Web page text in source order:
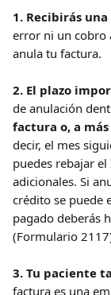
1. Recibirás
error ni un cobro
anula tu factura.
2. El plazo
de anulación
factura o, a
decir, el mes
puedes rebajar
adicionales. Si
crédito se puede
pagado deberás
(Formulario
3. Tu paciente
factura es una